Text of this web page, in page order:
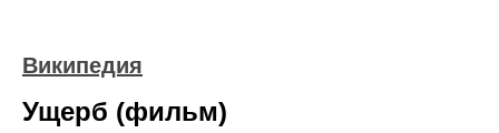
Википедия
Ущерб (фильм)